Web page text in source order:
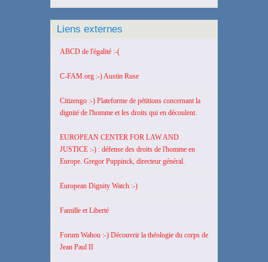
Liens externes
ABCD de l'égalité :-(
C-FAM.org :-) Austin Ruse
Citizengo :-) Plateforme de pétitions concernant la
dignité de l'homme et les droits qui en découlent.
EUROPEAN CENTER FOR LAW AND
JUSTICE :-) : défense des droits de l'homme en
Europe. Gregor Puppinck, directeur général.
European Dignity Watch :-)
Famille et Liberté
Forum Wahou :-) Découvrir la théologie du corps de
Jean Paul II